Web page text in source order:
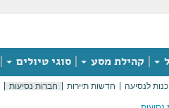
קהילת מסע סוגי טיולים
לנסיעה חדשות תיירות חברות נסיעות